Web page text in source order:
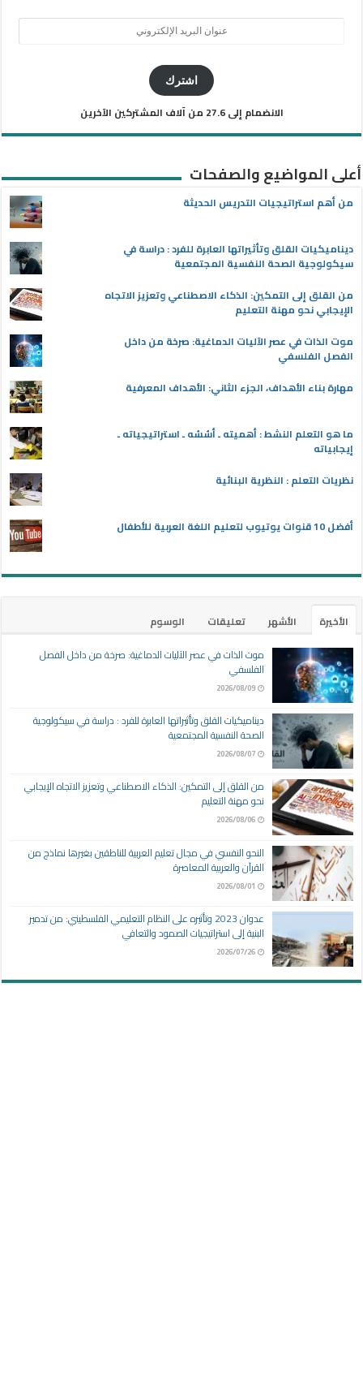
اشترك
الانضمام إلى 27.6 من آلاف المشتركين الآخرين
أعلى المواضيع والصفحات
من أهم استراتيجيات التدريس الحديثة
ديناميكيات القلق وتأثيراتها العابرة للفرد : دراسة في
سيكولوجية الصحة النفسية المجتمعية
من القلق إلى التمكين: الذكاء الاصطناعي وتعزيز الاتجاه
الإيجابي نحو مهنة التعليم
موت الذات في عصر الآليات الدماغية: صرخة من داخل
الفصل الفلسفي
مهارة بناء الأهداف، الجزء الثاني: الأهداف المعرفية
ما هو التعلم النشط : أهميته ـ أسُسُه ـ استراتيجياته ـ
إيجابياته
نظريات التعلم : النظرية البنائية
أفضل 10 قنوات يوتيوب لتعليم اللغة العربية للأطفال
الأخيرة الأشهر تعليقات
الوسوم
موت الذات في عصر الآليات الدماغية: صرخة من داخل الفصل
الفلسفي
2026/08/09
ديناميكيات القلق وتأثيراتها العابرة للفرد : دراسة في سيكولوجية
الصحة النفسية المجتمعية
2026/08/07
من القلق إلى التمكين: الذكاء الاصطناعي وتعزيز الاتجاه الإيجابي
نحو مهنة التعليم
2026/08/06
النحو النفسي في مجال تعليم العربية للناطقين بغيرها نماذج من
القرآن والعربية المعاصرة
2026/08/01
عدوان 2023 وتأثيره على النظام التعليمي الفلسطيني: من تدمير
البنية إلى استراتيجيات الصمود والتعافي
2026/07/26